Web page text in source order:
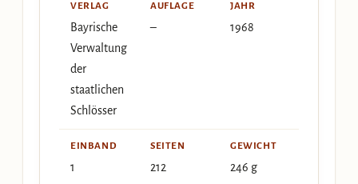
VERLAG
Bayrische
Verwaltung
der
staatlichen
Schlösser
AUFLAGE
–
JAHR
1968
EINBAND
1
SEITEN
212
GEWICHT
246 g